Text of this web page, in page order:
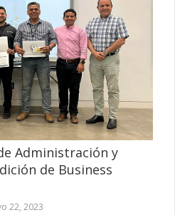
Administración y
de Business
22, 2023